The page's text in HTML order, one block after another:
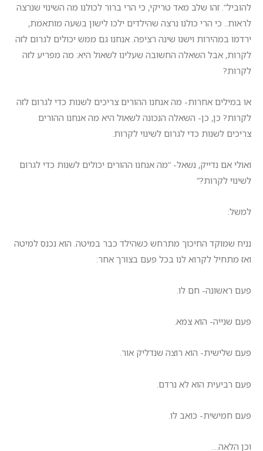
להוביל”. זהו שלב מאד טריקי, כי הרי ברור לכולנו מה השינוי שנרצה
לראות.. כי הרי כולנו נרצה שהילדים ילכו לישון בשעה מותאמת,
ירדמו במהירות וישנו שינה רציפה. אנחנו גם ממש יכולים לגרום לזה
לקרות, אבל השאלה החשובה שעלינו לשאול היא: מה מפריע לזה
לקרות?
או במילים אחרות- מה אנחנו ההורים צריכים לשנות כדי לגרום לזה
לקרות? כן, כן- השאלה הנכונה לשאול היא מה אנחנו ההורים
צריכים לשנות כדי לגרום לשינוי לקרות.
ואולי אם נדייק, נשאל- “מה אנחנו ההורים יכולים לשנות כדי לגרום
לשינוי לקרות?”
למשל:
נניח שמוקד החיכוך מתרחש כשהילד כבר במיטה. הוא נכנס למיטה
ואז מתחיל לקרוא לנו בכל פעם בצורך אחר:
פעם ראשונה- חם לו.
פעם שנייה- הוא צמא.
פעם שלישית- הוא רוצה שנדליק אור.
פעם רביעית הוא לא נרדם.
פעם חמישית- כואב לו.
וכן הלאה…